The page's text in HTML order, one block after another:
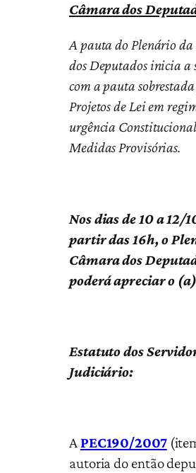
Câmara dos
A pauta do Plenário
dos Deputados inicia a
com a pauta
Projetos de Lei em
urgência
Medidas Provisórias.
Nos dias de 10 a 12/
partir das 16h, o
Câmara dos
poderá apreciar o
Estatuto dos
Judiciário:
APEC190/2007
autoria do então